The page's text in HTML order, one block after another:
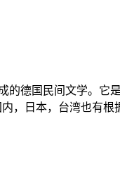
的德国民间文学。它
，日本，台湾也有根